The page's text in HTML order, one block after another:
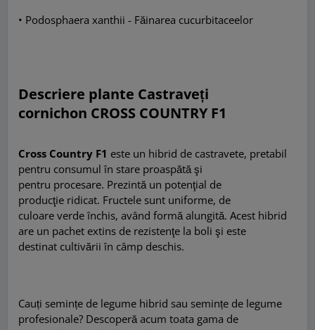
• Podosphaera xanthii - Făinarea cucurbitaceelor
Descriere plante Castraveți
cornichon CROSS COUNTRY F1
Cross Country F1 este un hibrid de castravete, pretabil
pentru consumul în stare proaspătă şi
pentru procesare. Prezintă un potenţial de
producţie ridicat. Fructele sunt uniforme, de
culoareverde închis, având formă alungită.Acest hibrid
are un pachet extins de rezistenţe la boli şi este
destinat cultivării în câmp deschis.
Cauți semințe de legume hibrid sau semințe de legume
profesionale? Descoperă acum toata gama de